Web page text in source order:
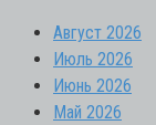
Август 2026
Июль 2026
Июнь 2026
Май 2026